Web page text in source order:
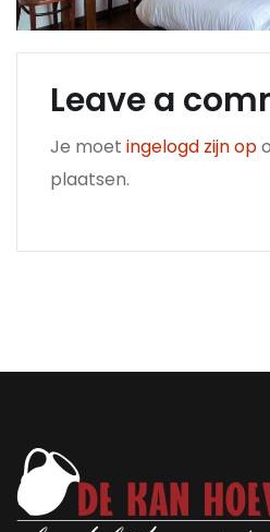
Leave a
Je moet ingelogd zijn op
plaatsen.